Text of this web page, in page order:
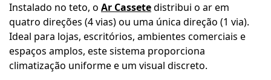
Instalado no teto, o Ar Cassetedistribui o ar em
quatro direções (4 vias) ou uma única direção (1 via).
Ideal para lojas, escritórios, ambientes comerciais e
espaços amplos, este sistema proporciona
climatização uniforme e um visual discreto.